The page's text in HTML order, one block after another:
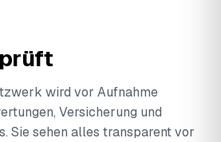
wird vor Aufnahme
Versicherung und
Sie sehen alles transparent vor